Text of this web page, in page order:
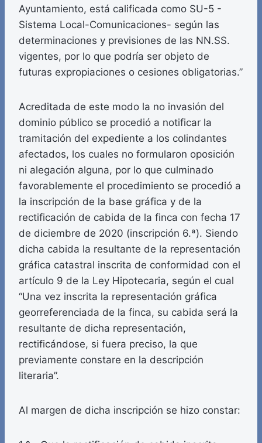
Ayuntamiento, está calificada como SU-5 -
Sistema Local-Comunicaciones- según las
determinaciones y previsiones de las NN.SS.
vigentes, por lo que podría ser objeto de
futuras expropiaciones o cesiones obligatorias.”
Acreditada de este modo la no invasión del
dominio público se procedió a notificar la
tramitación del expediente a los colindantes
afectados, los cuales no formularon oposición
ni alegación alguna, por lo que culminado
favorablemente el procedimiento se procedió a
la inscripción de la base gráfica y de la
rectificación de cabida de la finca con fecha 17
de diciembre de 2020 (inscripción 6.ª). Siendo
dicha cabida la resultante de la representación
gráfica catastral inscrita de conformidad con el
artículo 9 de la Ley Hipotecaria, según el cual
“Una vez inscrita la representación gráfica
georreferenciada de la finca, su cabida será la
resultante de dicha representación,
rectificándose, si fuera preciso, la que
previamente constare en la descripción
literaria”.
Al margen de dicha inscripción se hizo constar: